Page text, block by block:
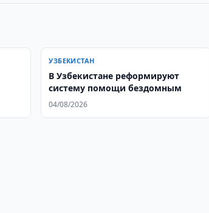
УЗБЕКИСТАН
В Узбекистане реформируют
систему помощи бездомным
04/08/2026